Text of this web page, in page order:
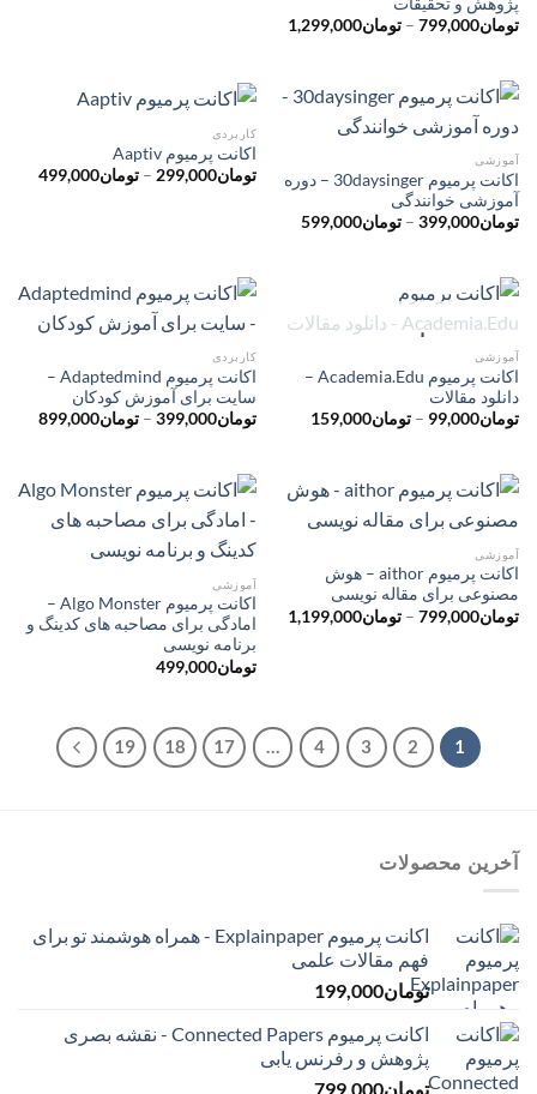
تومان799,000
– تومان1,299,000محدوده
تومان1,299,000
آموزشی
اکانت پرمیوم 30daysinger – دوره
آموزشی خوانندگی
تومان399,000
– تومان599,000محدوده
کاربردی
اکانت پرمیوم Aaptiv
تومان299,000
– تومان499,000
ناموجود
آموزشی
اکانت پرمیوم Academia.Edu –
دانلود مقالات
تومان99,000
– تومان159,000محدوده
تومان159,000
کاربردی
اکانت پرمیوم Adaptedmind –
سایت برای آموزش کودکان
تومان399,000
– تومان899,000
تومان899,000
آموزشی
اکانت پرمیوم aithor – هوش
مصنوعی برای مقاله نویسی
تومان799,000
– تومان1,199,000محدوده
قیمت:
تومان799,000
تومان1,199,000
آموزشی
اکانت پرمیوم Algo Monster –
امادگی برای مصاحبه های کدینگ و
برنامه نویسی
تومان499,000
1
2
3
4
…
17
18
19
آخرین محصولات
اکانت پرمیوم Explainpaper - همراه هوشمند تو برای
فهم مقالات علمی
تومان199,000
اکانت پرمیوم Connected Papers - نقشه بصری
پژوهش و رفرنس یابی
تومان799,000